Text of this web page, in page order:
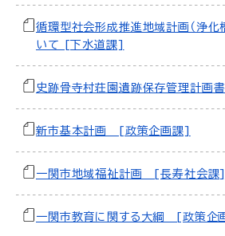
循環型社会形成推進地域計画（浄化
いて [下水道課]
史跡骨寺村荘園遺跡保存管理計画
新市基本計画 [政策企画課]
一関市地域福祉計画 [長寿社会課]
一関市教育に関する大綱 [政策企